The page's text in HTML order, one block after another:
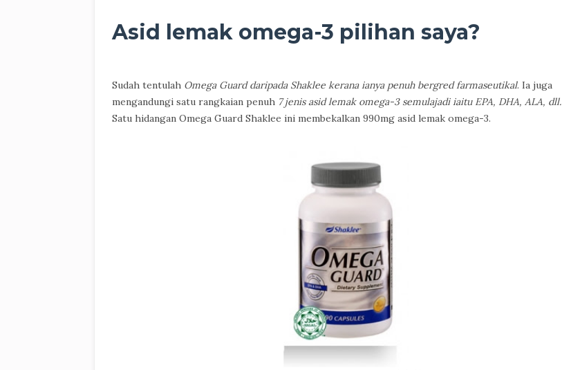
Asid lemak omega-3 pilihan saya?
Sudah tentulah Omega Guard daripada Shaklee kerana ianya penuh bergred farmaseutikal. Ia juga
mengandungi satu rangkaian penuh 7 jenis asid lemak omega-3 semulajadi iaitu EPA, DHA, ALA, dll.
Satu hidangan Omega Guard Shaklee ini membekalkan 990mg asid lemak omega-3.